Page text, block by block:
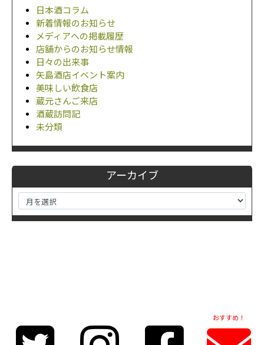
日本酒コラム
新着情報のお知らせ
メディアへの掲載履歴
店舗からのお知らせ情報
日々の出来事
矢島酒店イベント案内
美味しい飲食店
蔵元さんご来店
酒蔵訪問記
未分類
アーカイブ
おすすめ！